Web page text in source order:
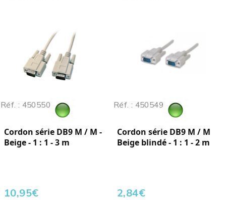
Réf. : 450550
Cordon série DB9 M / M -
Beige - 1 : 1 - 3 m
10,95€
Réf. : 450549
Cordon série DB9 M / M
Beige blindé - 1 : 1 - 2 m
2,84€